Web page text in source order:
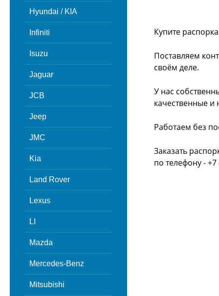
Hyundai / KIA
Infiniti
Isuzu
Jaguar
JCB
Jeep
JMC
Kia
Land Rover
Lexus
LI
Mazda
Mercedes-Benz
Mitsubishi
Купите
Поставляем
своём деле.
У нас
качественные и
Работаем без
Заказать
по телефону -